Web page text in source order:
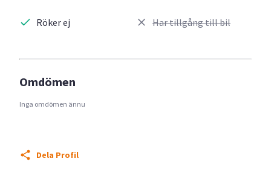
Röker ej Har tillgång till bil
Omdömen
Inga omdömen ännu
Dela Profil